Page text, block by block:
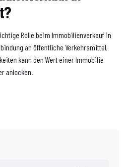
Rolle beim Immobilienverkauf in
an öffentliche Verkehrsmittel,
kann den Wert einer Immobilie
anlocken.